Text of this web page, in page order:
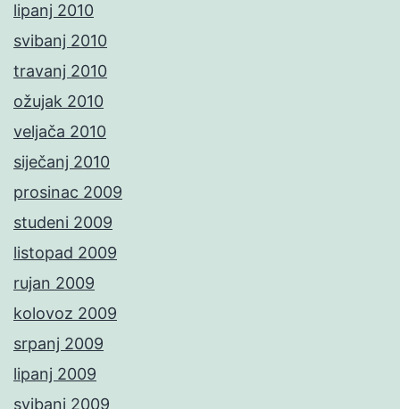
lipanj 2010
svibanj 2010
travanj 2010
ožujak 2010
veljača 2010
siječanj 2010
prosinac 2009
studeni 2009
listopad 2009
rujan 2009
kolovoz 2009
srpanj 2009
lipanj 2009
svibanj 2009